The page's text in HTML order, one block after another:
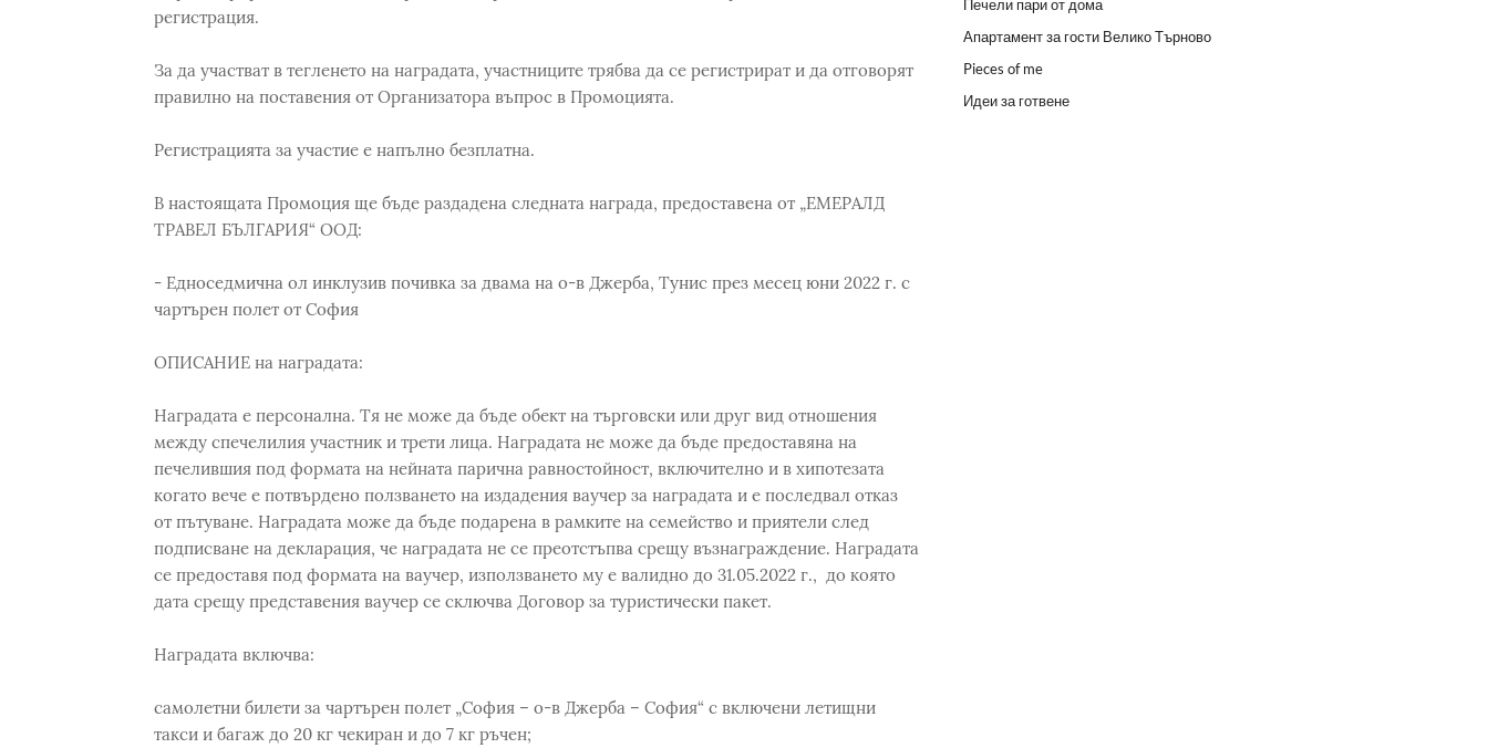
регистрация.
За да участват в тегленето на наградата, участниците трябва да се регистрират и да отговорят
правилно на поставения от Организатора въпрос в Промоцията.
Регистрацията за участие е напълно безплатна.
В настоящата Промоция ще бъде раздадена следната награда, предоставена от „ЕМЕРАЛД
ТРАВЕЛ БЪЛГАРИЯ“ ООД:
- Едноседмична ол инклузив почивка за двама на о-в Джерба, Тунис през месец юни 2022 г. с
чартърен полет от София
ОПИСАНИЕ на наградата:
Наградата е персонална. Тя не може да бъде обект на търговски или друг вид отношения
между спечелилия участник и трети лица. Наградата не може да бъде предоставяна на
печелившия под формата на нейната парична равностойност, включително и в хипотезата
когато вече е потвърдено ползването на издадения ваучер за наградата и е последвал отказ
от пътуване. Наградата може да бъде подарена в рамките на семейство и приятели след
подписване на декларация, че наградата не се преотстъпва срещу възнаграждение. Наградата
се предоставя под формата на ваучер, използването му е валидно до 31.05.2022 г., до която
дата срещу представения ваучер се сключва Договор за туристически пакет.
Наградата включва:
самолетни билети за чартърен полет „София – о-в Джерба – София“ с включени летищни
такси и багаж до 20 кг чекиран и до 7 кг ръчен;
Печели пари от дома
Апартамент за гости Велико Търново
Pieces of me
Идеи за готвене